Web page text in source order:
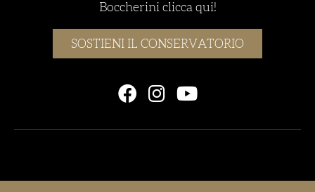
Boccherini clicca qui!
SOSTIENI IL CONSERVATORIO